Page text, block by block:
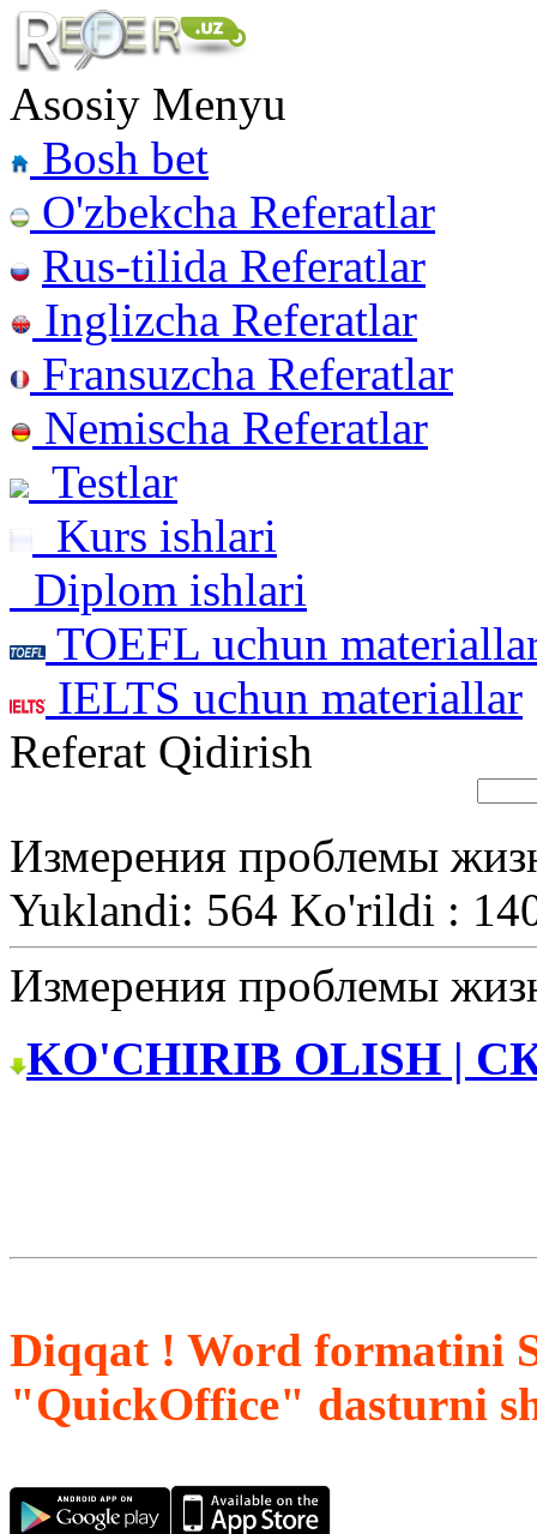
Asosiy Menyu
Bosh bet
O'zbekcha Referatlar
Rus-tilida Referatlar
Inglizcha Referatlar
Fransuzcha Referatlar
Nemischa Referatlar
Testlar
Kurs ishlari
Diplom ishlari
TOEFL uchun
IELTS uchun materiallar
Referat Qidirish
Измерения проблемы
Yuklandi: 564 Ko'rildi :
Измерения проблемы
KO'CHIRIB OLISH |
Diqqat ! Word formatini
"QuickOffice" dasturni